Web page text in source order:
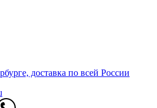
доставка по всей России